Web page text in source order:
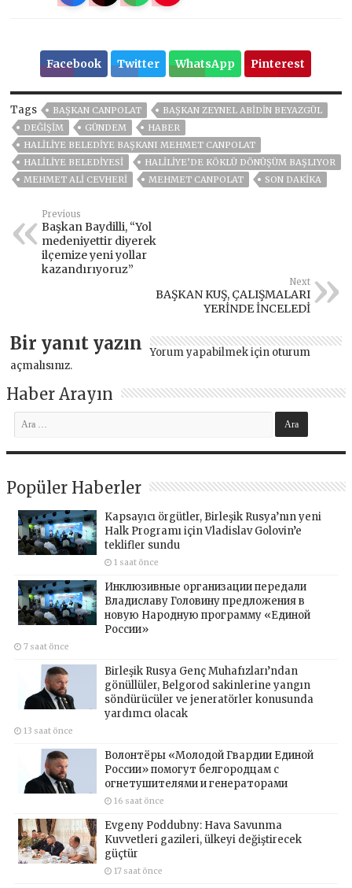
Facebook Twitter WhatsApp Pinterest
Tags BAŞKAN CANPOLAT
BAŞKAN ZEYNEL ABİDİN BEYAZGÜL
DEĞİŞİM
GÜNDEM
HABER
HALILIYE BELEDIYE BAŞKANI MEHMET CANPOLAT
HALİLİYE BELEDİYESİ
HALİLİYE’DE KÖKLÜ DÖNÜŞÜM BAŞLIYOR
MEHMET ALİ CEVHERİ
MEHMET CANPOLAT SON DAKIKA
Previous
Başkan Baydilli, “Yol
medeniyettir diyerek
ilçemize yeni yollar
kazandırıyoruz”
Next
BAŞKAN KUŞ, ÇALIŞMALARI
YERİNDE İNCELEDİ
Bir yanıt yazın Yorum yapabilmek için oturum
açmalısınız.
Haber Arayın
Popüler Haberler
Kapsayıcı örgütler, Birleşik Rusya’nın yeni
Halk Programı için Vladislav Golovin’e
teklifler sundu
1 saat önce
Инклюзивные организации передали
Владиславу Головину предложения в
новую Народную программу «Единой
России»
7 saat önce
Birleşik Rusya Genç Muhafızları’ndan
gönüllüler, Belgorod sakinlerine yangın
söndürücüler ve jeneratörler konusunda
yardımcı olacak
13 saat önce
Волонтёры «Молодой Гвардии Единой
России» помогут белгородцам с
огнетушителями и генераторами
16 saat önce
Evgeny Poddubny: Hava Savunma
Kuvvetleri gazileri, ülkeyi değiştirecek
güçtür
17 saat önce